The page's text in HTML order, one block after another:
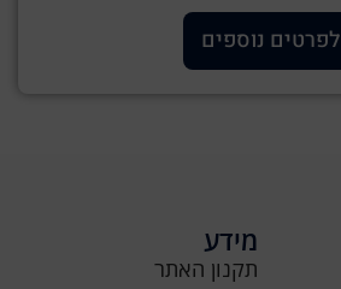
לפרטים נוספים
מידע
תקנון האתר